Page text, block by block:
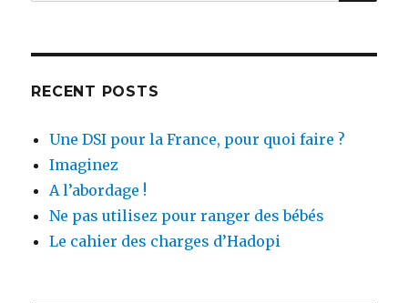
RECENT POSTS
Une DSI pour la France, pour quoi faire ?
Imaginez
A l’abordage !
Ne pas utilisez pour ranger des bébés
Le cahier des charges d’Hadopi